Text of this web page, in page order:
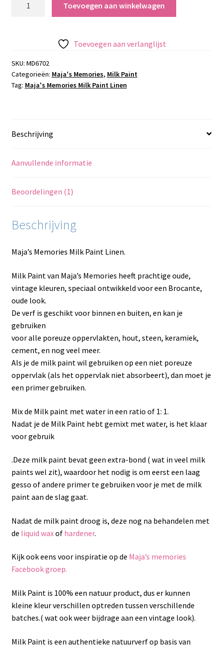
aantal
Toevoegen aan winkelwagen
Toevoegen aan verlanglijst
SKU: MD6702
Categorieën: Maja's Memories, Milk Paint
Tag: Maja's Memories Milk Paint Linen
Beschrijving
Aanvullende informatie
Beoordelingen (1)
Beschrijving
Maja’s Memories Milk Paint Linen.
Milk Paint van Maja’s Memories heeft prachtige oude,
vintage kleuren, speciaal ontwikkeld voor een Brocante,
oude look.
De verf is geschikt voor binnen en buiten, en kan je
gebruiken
voor alle poreuze oppervlakten, hout, steen, keramiek,
cement, en nog veel meer.
Als je de milk paint wil gebruiken op een niet poreuze
oppervlak (als het oppervlak niet absorbeert), dan moet je
een primer gebruiken.
Mix de Milk paint met water in een ratio of 1: 1.
Nadat je de Milk Paint hebt gemixt met water, is het klaar
voor gebruik
.Deze milk paint bevat geen extra-bond ( wat in veel milk
paints wel zit), waardoor het nodig is om eerst een laag
gesso of andere primer te gebruiken voor je met de milk
paint aan de slag gaat.
Nadat de milk paint droog is, deze nog na behandelen met
de liquid waxof hardener.
Kijk ook eens voor inspiratie op de Maja’s memories
Facebook groep.
Milk Paint is 100% een natuur product, dus er kunnen
kleine kleur verschillen optreden tussen verschillende
batches.( wat ook weer bijdrage aan een vintage look).
Milk Paint is een authentieke natuurverf op basis van